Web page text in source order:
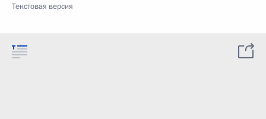
Текстовая версия